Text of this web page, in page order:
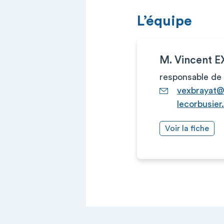
L’équipe
M. Vincent
responsable
Voir la fiche